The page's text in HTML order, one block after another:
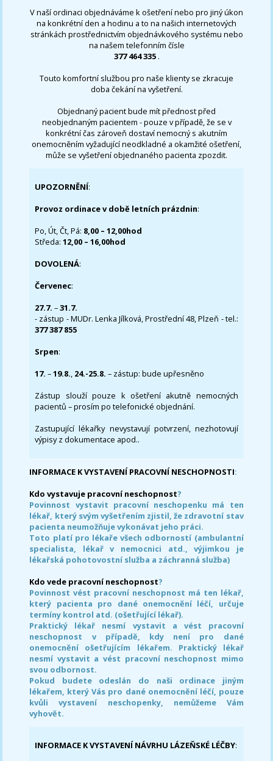
V naší ordinaci objednáváme k ošetření nebo pro jiný úkon
na konkrétní den a hodinu a to na našich internetových
stránkách prostřednictvím objednávkového systému nebo
na našem telefonním čísle
377 464 335 .
Touto komfortní službou pro naše klienty se zkracuje
doba čekání na vyšetření.
Objednaný pacient bude mít přednost před
neobjednaným pacientem - pouze v případě, že se v
konkrétní čas zároveň dostaví nemocný s akutním
onemocněním vyžadující neodkladné a okamžité ošetření,
může se vyšetření objednaného pacienta zpozdit.
UPOZORNĚNÍ:
Provoz ordinace v době letních prázdnin:
Po, Út, Čt, Pá: 8,00 – 12,00hod
Středa:12,00 – 16,00hod
DOVOLENÁ:
Červenec:
27.7.–31.7.
- zástup - MUDr. Lenka Jílková, Prostřední 48, Plzeň - tel.:
377 387 855
Srpen:
17. –19.8., 24.-25.8. – zástup: bude upřesněno
Zástup slouží pouze k ošetření akutně nemocných
pacientů – prosím po telefonické objednání.
Zastupující lékařky nevystavují potvrzení, nezhotovují
výpisy z dokumentace apod..
INFORMACE K VYSTAVENÍ PRACOVNÍ NESCHOPNOSTI:
Kdo vystavuje pracovní neschopnost?
Povinnost vystavit pracovní neschopenku má ten
lékař, který svým vyšetřením zjistil, že zdravotní stav
pacienta neumožňuje vykonávat jeho práci.
Toto platí pro lékaře všech odborností (ambulantní
specialista, lékař v nemocnici atd., výjimkou je
lékařská pohotovostní služba a záchranná služba)
Kdo vede pracovní neschopnost?
Povinnost vést pracovní neschopnost má ten lékař,
který pacienta pro dané onemocnění léčí, určuje
termíny kontrol atd. (ošetřující lékař).
Praktický lékař nesmí vystavit a vést pracovní
neschopnost v případě, kdy není pro dané
onemocnění ošetřujícím lékařem. Praktický lékař
nesmí vystavit a vést pracovní neschopnost mimo
svou odbornost.
Pokud budete odeslán do naši ordinace jiným
lékařem, který Vás pro dané onemocnění léčí, pouze
kvůli vystavení neschopenky, nemůžeme Vám
vyhovět.
INFORMACE K VYSTAVENÍ NÁVRHU LÁZEŇSKÉ LÉČBY: